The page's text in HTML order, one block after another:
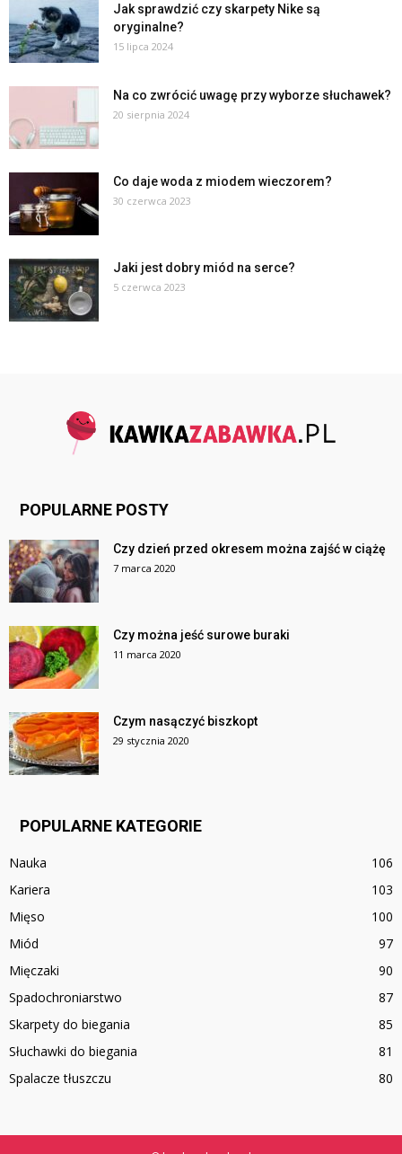
Jak sprawdzić czy skarpety Nike są
oryginalne?
15 lipca 2024
Na co zwrócić uwagę przy wyborze słuchawek?
20 sierpnia 2024
Co daje woda z miodem wieczorem?
30 czerwca 2023
Jaki jest dobry miód na serce?
5 czerwca 2023
POPULARNE POSTY
Czy dzień przed okresem można zajść w ciążę
7 marca 2020
Czy można jeść surowe buraki
11 marca 2020
Czym nasączyć biszkopt
29 stycznia 2020
POPULARNE KATEGORIE
Nauka
106
Kariera
103
Mięso
100
Miód
97
Mięczaki
90
Spadochroniarstwo
87
Skarpety do biegania
85
Słuchawki do biegania
81
Spalacze tłuszczu
80